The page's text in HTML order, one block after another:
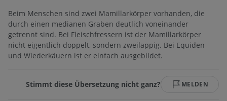
Beim Menschen sind zwei Mamillarkörper vorhanden, die
durch einen medianen Graben deutlich voneinander
getrennt sind. Bei Fleischfressern ist der Mamillarkörper
nicht eigentlich doppelt, sondern zweilappig. Bei Equiden
und Wiederkäuern ist er einfach ausgebildet.
Stimmt diese Übersetzung nicht ganz? MELDEN